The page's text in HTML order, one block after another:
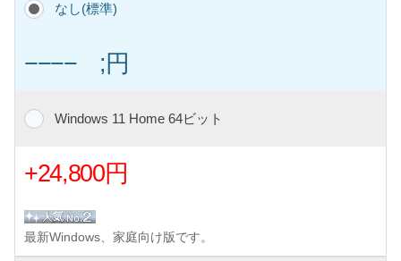
なし(標準)
−−−− ;円
Windows 11 Home 64ビット
+24,800円
最新Windows、家庭向け版です。